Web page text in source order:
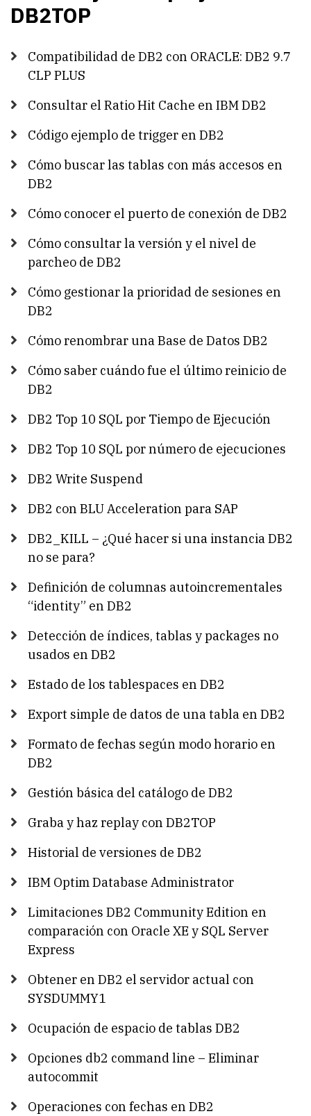
DB2TOP
Compatibilidad de DB2 con ORACLE: DB2 9.7
CLP PLUS
Consultar el Ratio Hit Cache en IBM DB2
Código ejemplo de trigger en DB2
Cómo buscar las tablas con más accesos en
DB2
Cómo conocer el puerto de conexión de DB2
Cómo consultar la versión y el nivel de
parcheo de DB2
Cómo gestionar la prioridad de sesiones en
DB2
Cómo renombrar una Base de Datos DB2
Cómo saber cuándo fue el último reinicio de
DB2
DB2 Top 10 SQL por Tiempo de Ejecución
DB2 Top 10 SQL por número de ejecuciones
DB2 Write Suspend
DB2 con BLU Acceleration para SAP
DB2_KILL – ¿Qué hacer si una instancia DB2
no se para?
Definición de columnas autoincrementales
“identity” en DB2
Detección de índices, tablas y packages no
usados en DB2
Estado de los tablespaces en DB2
Export simple de datos de una tabla en DB2
Formato de fechas según modo horario en
DB2
Gestión básica del catálogo de DB2
Graba y haz replay con DB2TOP
Historial de versiones de DB2
IBM Optim Database Administrator
Limitaciones DB2 Community Edition en
comparación con Oracle XE y SQL Server
Express
Obtener en DB2 el servidor actual con
SYSDUMMY1
Ocupación de espacio de tablas DB2
Opciones db2 command line – Eliminar
autocommit
Operaciones con fechas en DB2